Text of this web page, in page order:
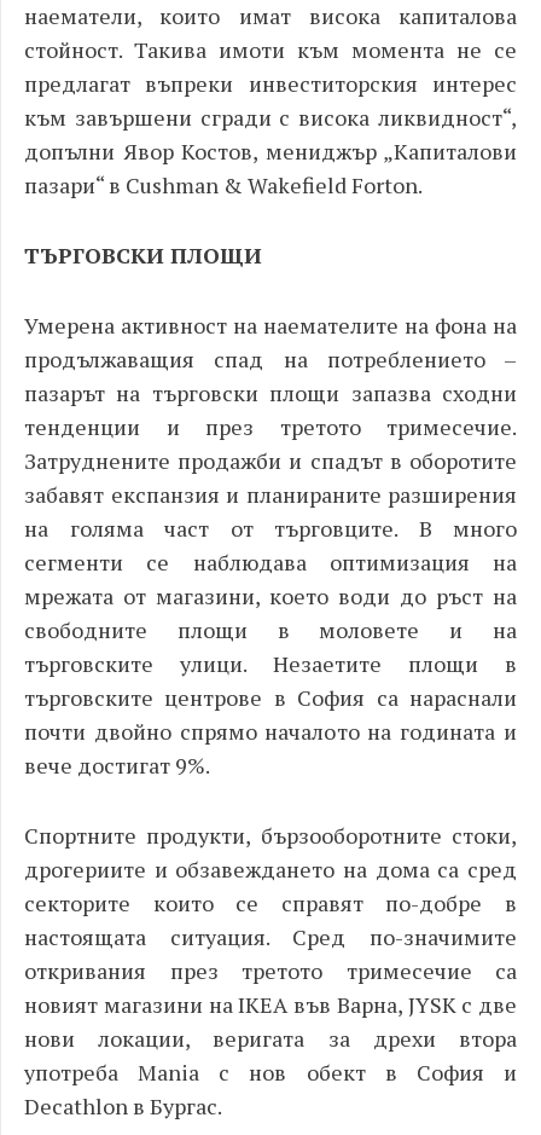
наематели, които имат висока капиталова
стойност. Такива имоти към момента не се
предлагат въпреки инвеститорския интерес
към завършени сгради с висока ликвидност“,
допълни Явор Костов, мениджър „Капиталови
пазари“ в Cushman & WakefieldForton.
ТЪРГОВСКИ ПЛОЩИ
Умерена активност на наемателите на фона на
продължаващия спад на потреблението –
пазарът на търговски площи запазва сходни
тенденции и през третото тримесечие.
Затруднените продажби и спадът в оборотите
забавят експанзия и планираните разширения
на голяма част от търговците. В много
сегменти се наблюдава оптимизация на
мрежата от магазини, което води до ръст на
свободните площи в моловете и на
търговските улици. Незаетите площи в
търговските центрове в София са нараснали
почти двойно спрямо началото на годината и
вече достигат 9%.
Спортните продукти, бързооборотните стоки,
дрогериите и обзавеждането на дома са сред
секторите които се справят по-добре в
настоящата ситуация. Сред по-значимите
откривания през третото тримесечие са
новият магазини на IKEAвъв Варна, JYSKс две
нови локации, веригата за дрехи втора
употребаMania с нов обект в София и
Decathlon в Бургас.